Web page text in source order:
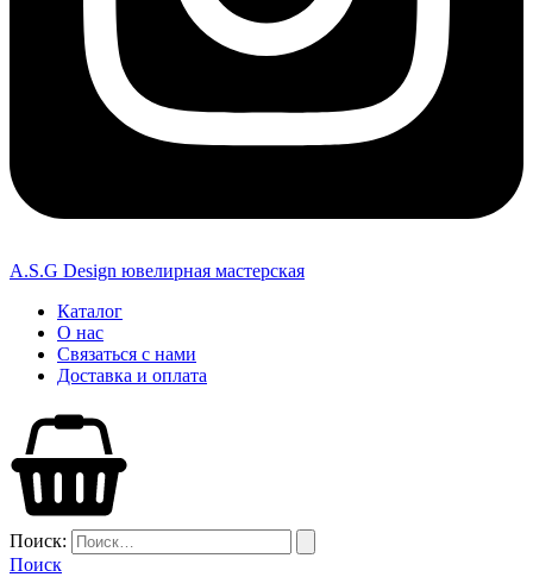
A.S.G Design ювелирная мастерская
Каталог
О нас
Связаться с нами
Доставка и оплата
Поиск:
Поиск